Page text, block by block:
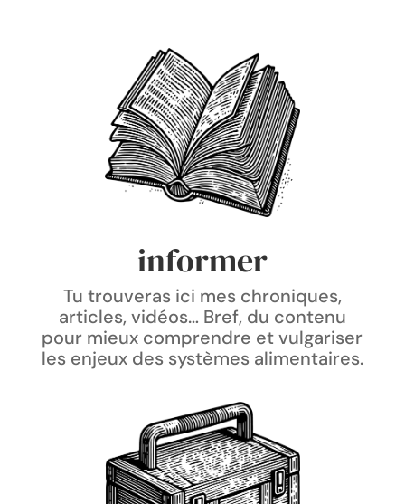
informer
Tu trouveras ici mes chroniques,
articles, vidéos… Bref, du contenu
pour mieux comprendre et vulgariser
les enjeux des systèmes alimentaires.